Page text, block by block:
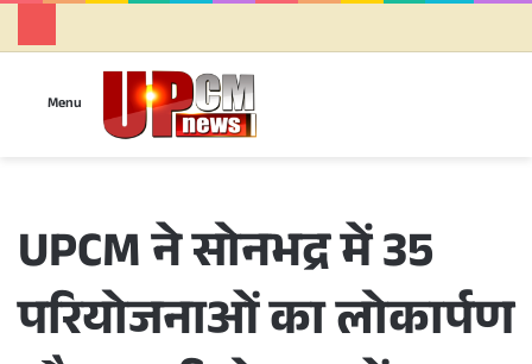
Menu
UPCM ने सोनभद्र में 35
परियोजनाओं का लोकार्पण